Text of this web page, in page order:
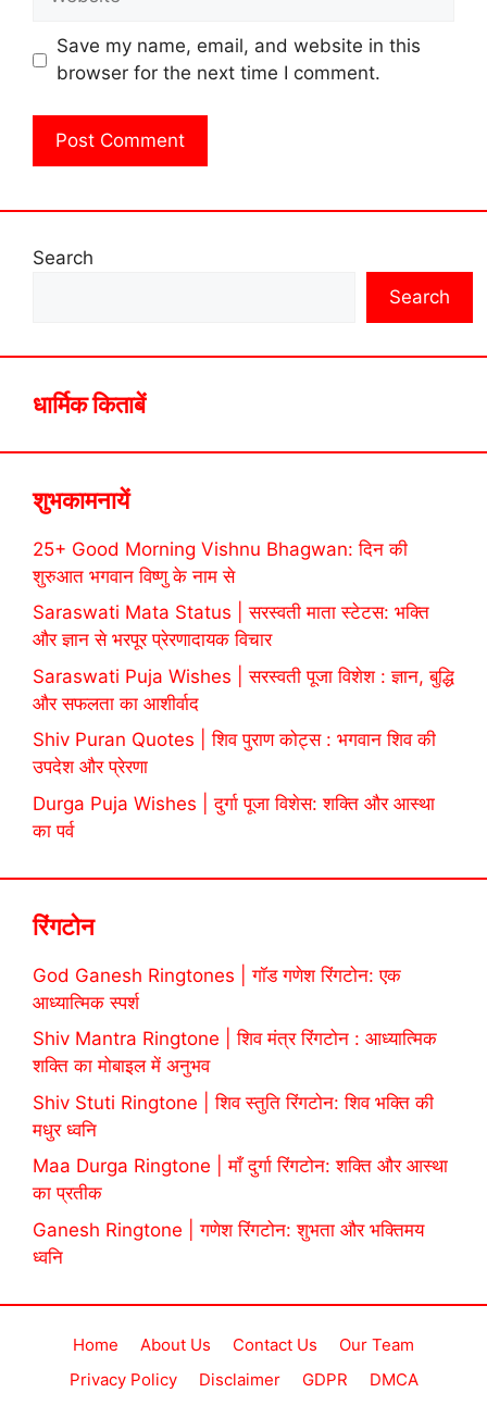
Save my name, email, and website in this
browser for the next time I comment.
Search
Search
धार्मिक किताबें
शुभकामनायें
25+ Good Morning Vishnu Bhagwan: दिन की
शुरुआत भगवान विष्णु के नाम से
Saraswati Mata Status | सरस्वती माता स्टेटस: भक्ति
और ज्ञान से भरपूर प्रेरणादायक विचार
Saraswati Puja Wishes | सरस्वती पूजा विशेश : ज्ञान, बुद्धि
और सफलता का आशीर्वाद
Shiv Puran Quotes | शिव पुराण कोट्स : भगवान शिव की
उपदेश और प्रेरणा
Durga Puja Wishes | दुर्गा पूजा विशेस: शक्ति और आस्था
का पर्व
रिंगटोन
God Ganesh Ringtones | गॉड गणेश रिंगटोन: एक
आध्यात्मिक स्पर्श
Shiv Mantra Ringtone | शिव मंत्र रिंगटोन : आध्यात्मिक
शक्ति का मोबाइल में अनुभव
Shiv Stuti Ringtone | शिव स्तुति रिंगटोन: शिव भक्ति की
मधुर ध्वनि
Maa Durga Ringtone | माँ दुर्गा रिंगटोन: शक्ति और आस्था
का प्रतीक
Ganesh Ringtone | गणेश रिंगटोन: शुभता और भक्तिमय
ध्वनि
Home About Us Contact Us
Our Team
Privacy Policy
Disclaimer GDPR
DMCA